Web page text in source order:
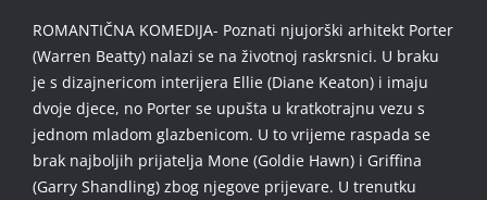
ROMANTIČNA KOMEDIJA- Poznati njujorški arhitekt Porter
(Warren Beatty) nalazi se na životnoj raskrsnici. U braku
je s dizajnericom interijera Ellie (Diane Keaton) i imaju
dvoje djece, no Porter se upušta u kratkotrajnu vezu s
jednom mladom glazbenicom. U to vrijeme raspada se
brak najboljih prijatelja Mone (Goldie Hawn) i Griffina
(Garry Shandling) zbog njegove prijevare. U trenutku